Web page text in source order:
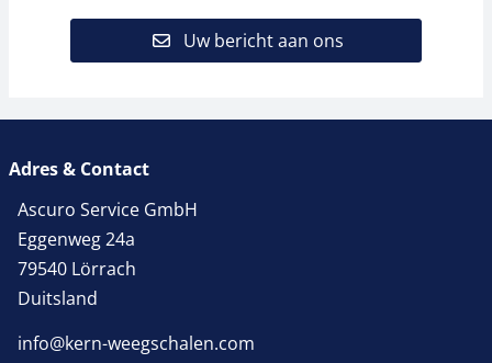
Uw bericht aan ons
Adres & Contact
Ascuro Service GmbH
Eggenweg 24a
79540 Lörrach
Duitsland
info@kern-weegschalen.com